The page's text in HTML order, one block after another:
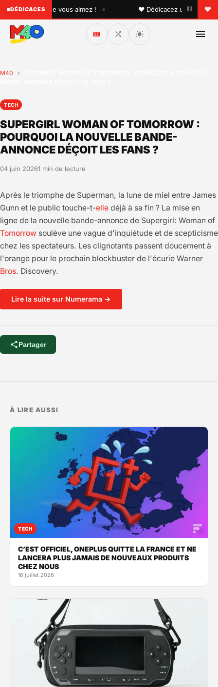
DÉDICACES
quelqu'un que vous aimez ! • ♥ Dédicacez un titre à vos
🎟️
M40 ›
TECH
SUPERGIRL WOMAN OF TOMORROW :
POURQUOI LA NOUVELLE BANDE-
ANNONCE DÉÇOIT LES FANS ?
04 juin 20261 min de lecture
Après le triomphe de Superman, la lune de miel entre James
Gunn et le public touche-t-elle déjà à sa fin ? La mise en
ligne de la nouvelle bande-annonce de Supergirl: Woman of
Tomorrow soulève une vague d'inquiétude et de scepticisme
chez les spectateurs. Les clignotants passent doucement à
l'orange pour le prochain blockbuster de l'écurie Warner
Bros. Discovery.
Lire la suite sur Numerama →
Partager
À LIRE AUSSI
TECH
C’EST OFFICIEL, ONEPLUS QUITTE LA FRANCE ET NE
LANCERA PLUS JAMAIS DE NOUVEAUX PRODUITS
CHEZ NOUS
16 juillet 2026